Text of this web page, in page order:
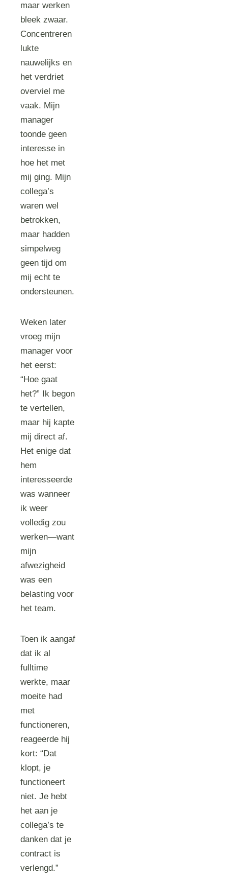
maar werken
bleek zwaar.
Concentreren
lukte
nauwelijks en
het verdriet
overviel me
vaak. Mijn
manager
toonde geen
interesse in
hoe het met
mij ging. Mijn
collega’s
waren wel
betrokken,
maar hadden
simpelweg
geen tijd om
mij echt te
ondersteunen.
Weken later
vroeg mijn
manager voor
het eerst:
“Hoe gaat
het?” Ik begon
te vertellen,
maar hij kapte
mij direct af.
Het enige dat
hem
interesseerde
was wanneer
ik weer
volledig zou
werken—want
mijn
afwezigheid
was een
belasting voor
het team.
Toen ik aangaf
dat ik al
fulltime
werkte, maar
moeite had
met
functioneren,
reageerde hij
kort: “Dat
klopt, je
functioneert
niet. Je hebt
het aan je
collega’s te
danken dat je
contract is
verlengd.”